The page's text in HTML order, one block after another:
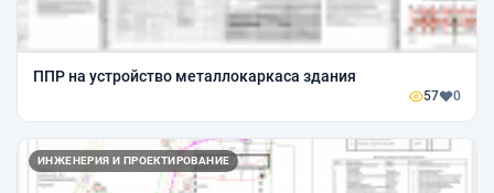
ППР на устройство металлокаркаса здания
57 0
ИНЖЕНЕРИЯ И ПРОЕКТИРОВАНИЕ